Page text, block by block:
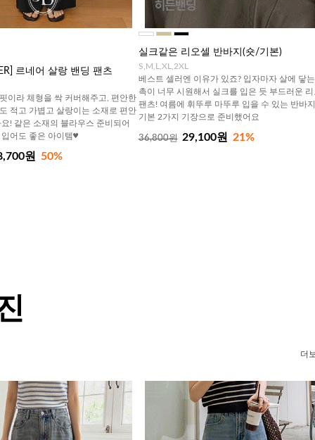
르네어 살랑 밴딩 팬츠
이라 체형을 싹 커버해주고, 편안한
적고 가볍고 살랑이는 소재로 편안
! 같은 소재의 블라우스 준비되어
어도 좋은 아이템♥
원 50%
실크같은 리오셀 반바지(숏/기본)
S,M,L,XL,2XL
베스트 셀러엔 이유가 있죠? 입자마자 살에 닿
촉이 너무 시원해서 실크를 입은 듯 부드러운 리
팬츠! 여름에 휘뚜루 마뚜루 입을 수 있는 반바
기본 2가지 기장으로 준비했어요
36,800원 29,100원 21%
더